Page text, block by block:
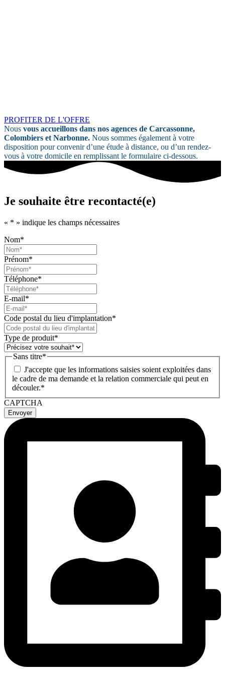
PROFITER DE L'OFFRE
Nous vous accueillons dans nos agences de Carcassonne,
Colombiers et Narbonne. Nous sommes également à votre
disposition pour convenir d’une étude à distance, ou d’un rendez-
vous à votre domicile en remplissant le formulaire ci-dessous.
Je souhaite être recontacté(e)
« * » indique les champs nécessaires
Nom*
Prénom*
Téléphone*
E-mail*
Code postal du lieu d'implantation*
Type de produit*
Sans titre*
J'accepte que les informations saisies soient exploitées dans
le cadre de ma demande et la relation commerciale qui peut en
découler.*
CAPTCHA